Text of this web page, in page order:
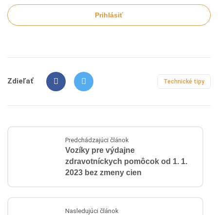
Prihlásiť
Zdieľať Technické tipy
Predchádzajúci článok
Vozíky pre výdajne
zdravotníckych pomôcok od 1. 1.
2023 bez zmeny cien
Nasledujúci článok